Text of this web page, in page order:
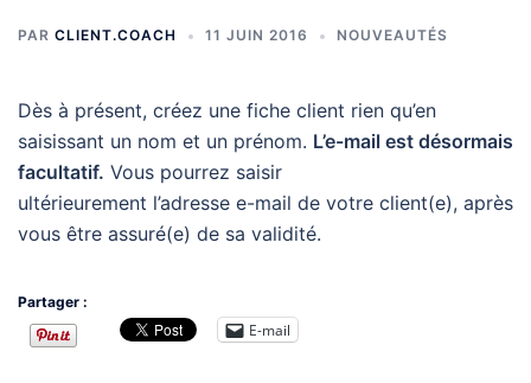
PAR CLIENT.COACH 11 JUIN 2016 NOUVEAUTÉS
Dès à présent, créez une fiche client rien qu’en
saisissant un nom et un prénom. L’e-mail est désormais
facultatif. Vous pourrez saisir
ultérieurement l’adresse e-mail de votre client(e), après
vous être assuré(e) de sa validité.
Partager :
E-mail